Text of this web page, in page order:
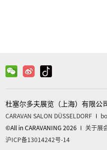
杜塞尔多夫展览（上海）有限公司
CARAVAN SALON DÜSSELDORF
©All in CARAVANING 2026
关于展
沪ICP备13014242号-14